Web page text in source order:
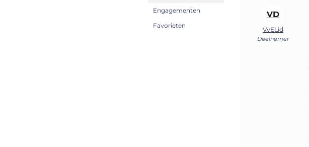
Engagementen
Favorieten
VD
VvELid
Deelnemer